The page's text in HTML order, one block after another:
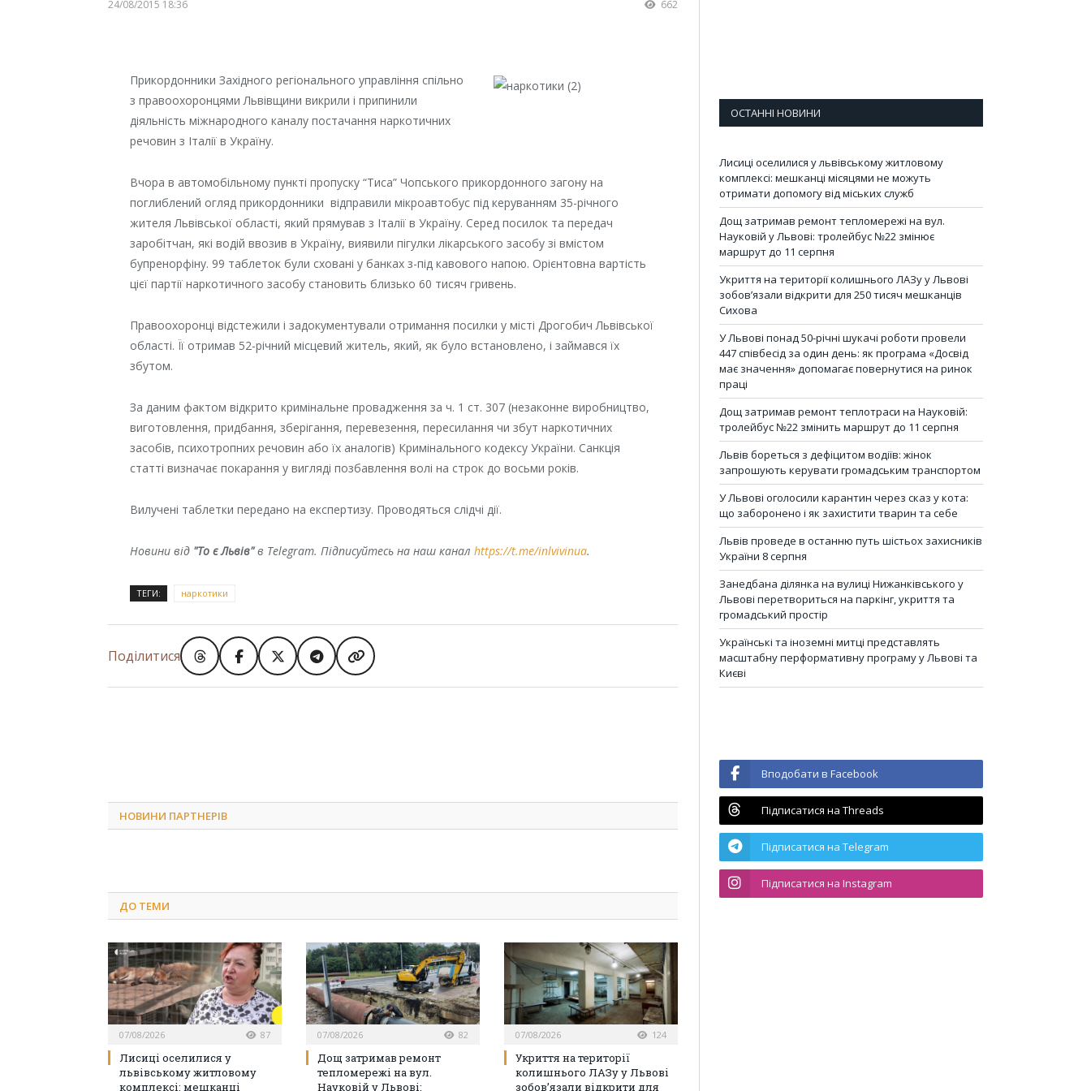
24/08/2015 18:36 662
Прикордонники Західного регіонального управління спільно
з правоохоронцями Львівщинивикрили і припинили
діяльність міжнародного каналу постачання наркотичних
речовин з Італії в Україну.
Вчора в автомобільному пункті пропуску “Тиса” Чопського прикордонного загону на
поглиблений огляд прикордонники відправили мікроавтобус під керуванням 35-річного
жителя Львівської області, який прямував з Італії в Україну. Серед посилок та передач
заробітчан, які водій ввозив в Україну, виявили пігулки лікарського засобу зі вмістом
бупренорфіну. 99 таблеток були сховані у банках з-під кавового напою. Орієнтовна вартість
цієї партії наркотичного засобу становить близько 60 тисяч гривень.
Правоохоронцівідстежили і задокументували отримання посилки у місті Дрогобич Львівської
області. Її отримав 52-річний місцевий житель, який, як було встановлено, і займався їх
збутом.
За даним фактом відкрито кримінальне провадження за ч. 1 ст. 307 (незаконне виробництво,
виготовлення, придбання, зберігання, перевезення, пересилання чи збут наркотичних
засобів, психотропних речовин або їх аналогів) Кримінального кодексу України. Санкція
статті визначає покарання у вигляді позбавлення волі на строк до восьми років.
Вилучені таблетки передано на експертизу. Проводяться слідчі дії.
Новини від "То є Львів"в Telegram. Підписуйтесь на наш каналhttps://t.me/inlvivinua.
ТЕГИ: наркотики
Поділитися
НОВИНИ ПАРТНЕРІВ
ДО ТЕМИ
07/08/2026 87
Лисиці оселилися у
львівському житловому
комплексі: мешканці
07/08/2026 82
Дощ затримав ремонт
тепломережі на вул.
Науковій у Львові:
07/08/2026 124
Укриття на території
колишнього ЛАЗу у Львові
зобов’язали відкрити для
ОСТАННІ НОВИНИ
Лисиці оселилися у львівському житловому
комплексі: мешканці місяцями не можуть
отримати допомогу від міських служб
Дощ затримав ремонт тепломережі на вул.
Науковій у Львові: тролейбус №22 змінює
маршрут до 11 серпня
Укриття на території колишнього ЛАЗу у Львові
зобов’язали відкрити для 250 тисяч мешканців
Сихова
У Львові понад 50-річні шукачі роботи провели
447 співбесід за один день: як програма «Досвід
має значення» допомагає повернутися на ринок
праці
Дощ затримав ремонт теплотраси на Науковій:
тролейбус №22 змінить маршрут до 11 серпня
Львів бореться з дефіцитом водіїв: жінок
запрошують керувати громадським транспортом
У Львові оголосили карантин через сказ у кота:
що заборонено і як захистити тварин та себе
Львів проведе в останню путь шістьох захисників
України 8 серпня
Занедбана ділянка на вулиці Нижанківського у
Львові перетвориться на паркінг, укриття та
громадський простір
Українські та іноземні митці представлять
масштабну перформативну програму у Львові та
Києві
Вподобати в Facebook
Підписатися на Threads
Підписатися на Telegram
Підписатися на Instagram